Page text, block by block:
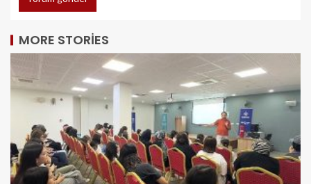
MORE STORIES